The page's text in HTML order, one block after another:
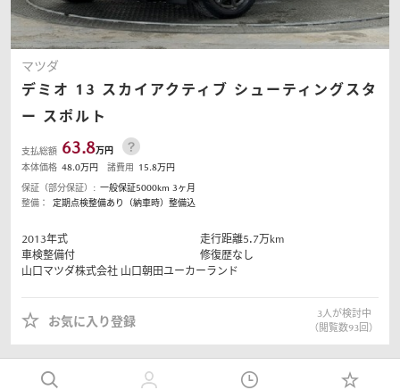
マツダ
デミオ 13 スカイアクティブ シューティングスタ
ー スポルト
支払総額 63.8万円
本体価格 48.0万円 諸費用 15.8万円
保証（部分保証）: 一般保証5000km 3ヶ月
整備：
定期点検整備あり（納車時）整備込
2013年式 走行距離5.7万km
車検整備付
修復歴なし
山口マツダ株式会社 山口朝田ユーカーランド
お気に入り登録
3人が検討中
（閲覧数93回）